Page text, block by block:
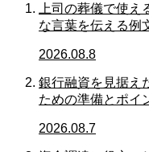
上司の葬儀で使
な言葉を伝える例
2026.08.8
銀行融資を見据え
ための準備とポイ
2026.08.7